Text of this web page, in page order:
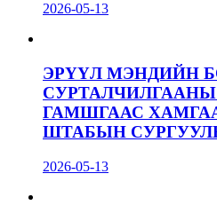
2026-05-13
ЭРҮҮЛ МЭНДИЙН
ГАМШГААС
ШТАБЫН
2026-05-13